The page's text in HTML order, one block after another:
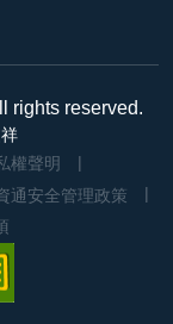
rights reserved.
權聲明
通安全管理政策